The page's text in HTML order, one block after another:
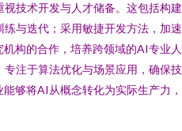
技术开发与人才储备。这包括构
与迭代；采用敏捷开发方法，加
构的合作，培养跨领域的AI专业人
注于算法优化与场景应用，确保
够将AI从概念转化为实际生产力